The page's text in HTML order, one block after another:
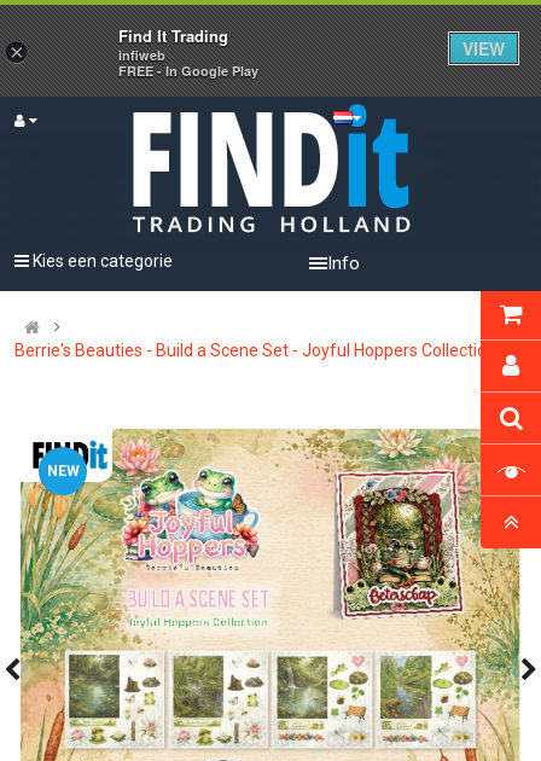
Info
Kies een categorie
Berrie's Beauties - Build a Scene Set - Joyful Hoppers Collection
NEW
×
Find It Trading
infiweb
FREE - In Google Play
VIEW